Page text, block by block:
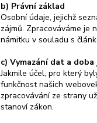
b) Právní základ
Osobní údaje, jejichž
zájmů. Zpracováváme je
námitku v souladu s
c) Vymazání dat a
Jakmile účel, pro který
funkčnost našich
zpracovávání ze strany
stanoví zákon.